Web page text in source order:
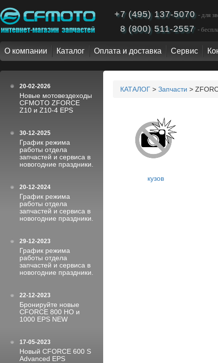
+7 (495) 137-5070 - для
8 (800) 511-2557 -
О компании Каталог Оплата и доставка Сервис
20-02-2026
Новые мотовездеходы
CFMOTO ZFORCE
Z10 и Z10-4 EPS
30-12-2025
График режима
работы отдела
запчастей и сервиса в
новогодние праздники.
20-12-2024
График режима
работы отдела
запчастей и сервиса в
новогодние праздники.
29-12-2023
График режима
работы отдела
запчастей и сервиса в
новогодние праздники.
22-12-2023
Бронируйте новые
CFORCE 800 HO и
1000 EPS NEW
17-05-2023
Новый CFORCE 600 S
Advanced EPS
КАТАЛОГ > Запчасти >
кузов